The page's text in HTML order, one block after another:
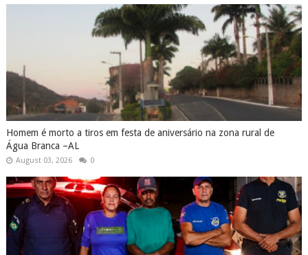
Homem é morto a tiros em festa de aniversário na zona rural de
Água Branca –AL
August 03, 2026 0